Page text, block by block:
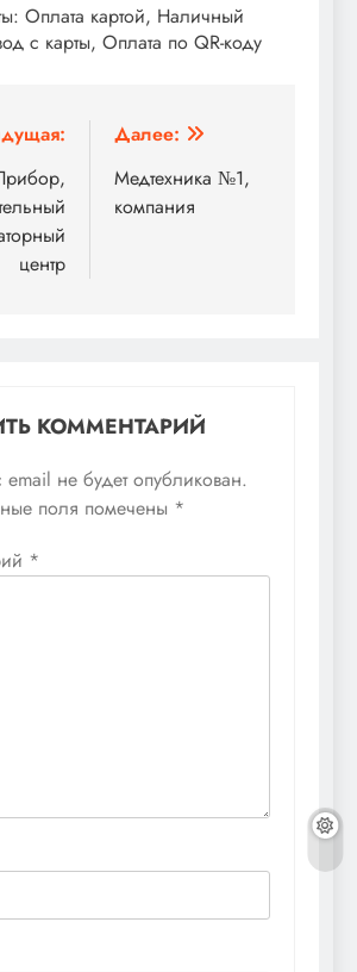
Оплата картой, Наличный
с карты, Оплата по QR-коду
центр
Далее:
Медтехника №1,
компания
КОММЕНТАРИЙ
не будет опубликован.
поля помечены *
*